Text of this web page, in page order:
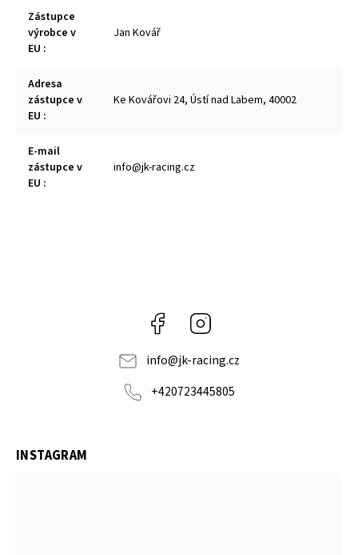
Zástupce
výrobce v
EU :
Jan Kovář
Adresa
zástupce v
EU :
Ke Kovářovi 24, Ústí nad Labem, 40002
E-mail
zástupce v
EU :
info@jk-racing.cz
Facebook
info@jk-racing.cz
+420723445805
INSTAGRAM